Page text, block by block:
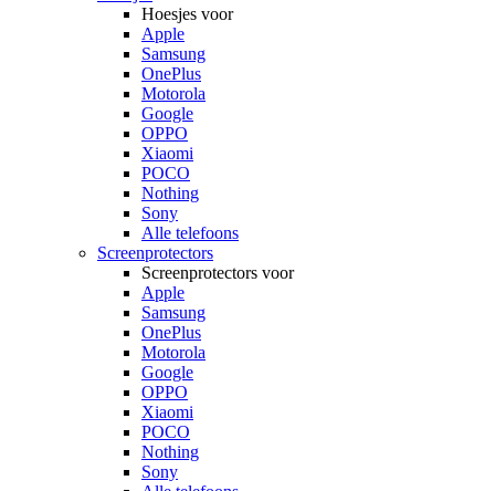
Hoesjes voor
Apple
Samsung
OnePlus
Motorola
Google
OPPO
Xiaomi
POCO
Nothing
Sony
Alle telefoons
Screenprotectors
Screenprotectors voor
Apple
Samsung
OnePlus
Motorola
Google
OPPO
Xiaomi
POCO
Nothing
Sony